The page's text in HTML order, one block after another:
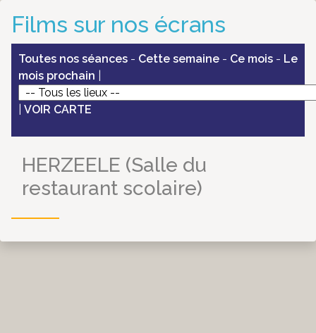
Films sur nos écrans
Toutes nos séances - Cette semaine - Ce mois - Le
mois prochain
VOIR CARTE
HERZEELE (Salle du
restaurant scolaire)